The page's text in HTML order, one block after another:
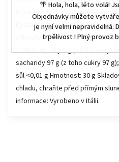
🌴 Hola, hola, léto volá!
Objednávky můžete
je nyní velmi nepravidelná.
trpělivost ! Plný provoz
látka: glycerin; citrusové
kyselina vinná; barviva:
chlorofylinů, antokyany Výživové
/ 390 kcal; tuky 0 g (z toho
sacharidy 97 g (z toho cukry 97
sůl <0,01 g Hmotnost: 30 g
chladu, chraňte před přímým
informace: Vyrobeno v Itálii.